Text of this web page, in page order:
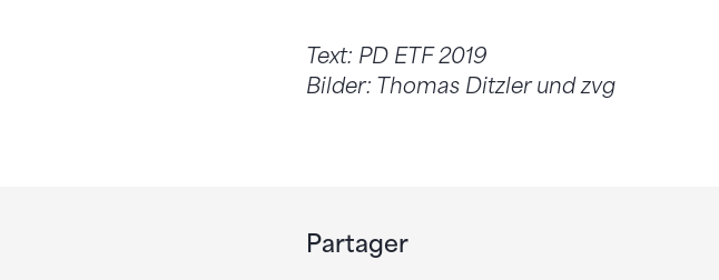
Text: PD ETF 2019
Bilder: Thomas Ditzler und zvg
Partager